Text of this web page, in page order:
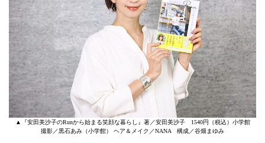
▲『安田美沙子のRunから始まる笑顔な暮らし』著／安田美沙子 1540円（税込）小学館
撮影／黒石あみ（小学館） ヘア＆メイク／NANA 構成／谷畑まゆみ